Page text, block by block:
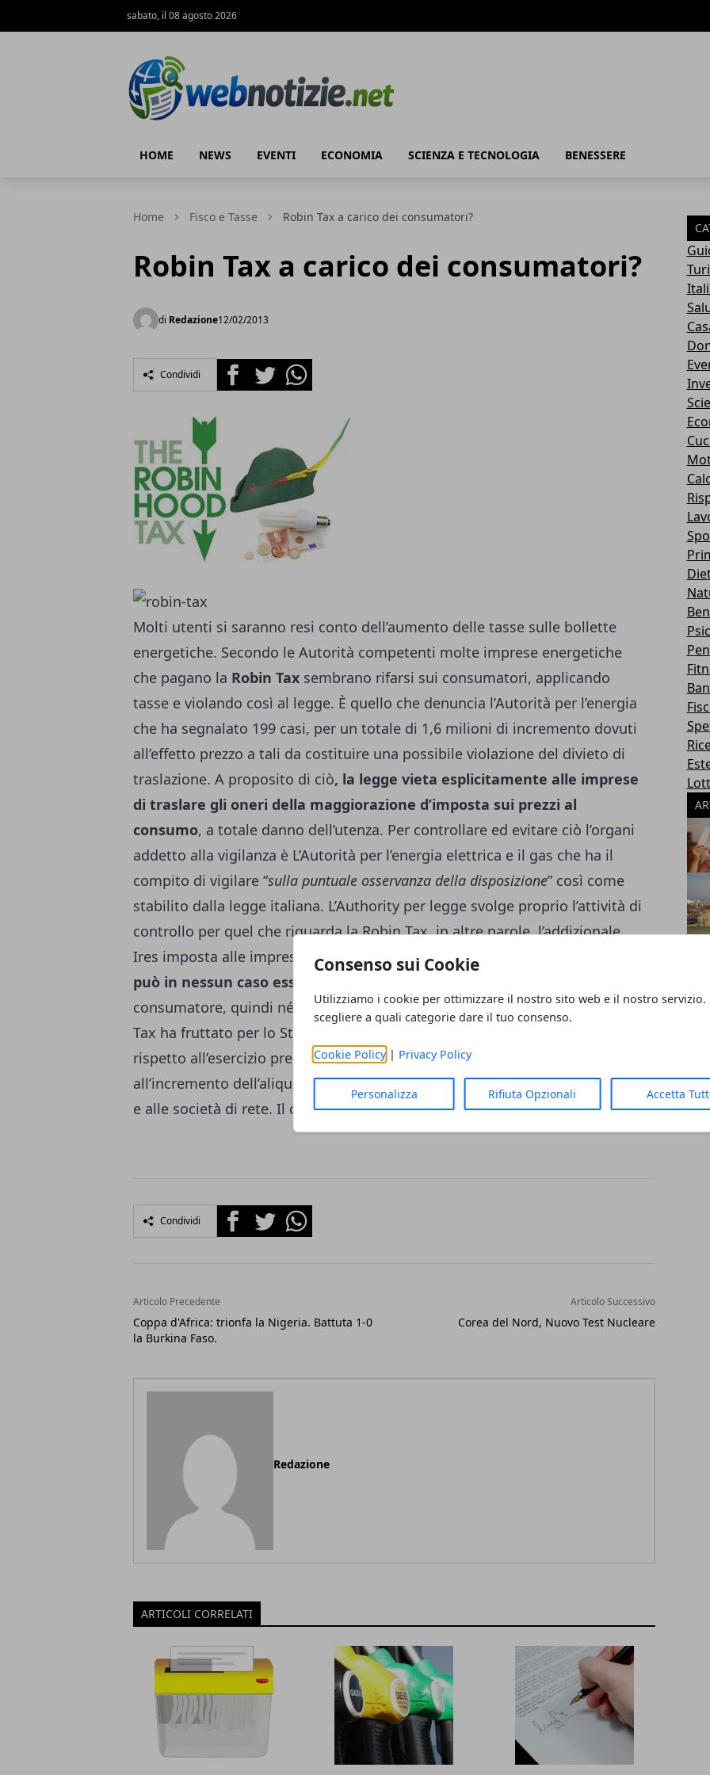
Consenso sui Cookie
Utilizziamo i cookie per ottimizzare il nostro sito web e il nostro servizio.
scegliere a quali categorie dare il tuo consenso.
Cookie Policy| Privacy Policy
Personalizza Rifiuta Opzionali Accetta
sabato, il 08 agosto 2026
HOME NEWS EVENTI ECONOMIA SCIENZA E TECNOLOGIA BENESSERE
Home Fisco e Tasse Robin Tax a carico dei consumatori?
Robin Tax a carico dei consumatori?
di Redazione12/02/2013
Condividi FacebookTwitterWhatsapp
Molti utenti si saranno resi conto dell’aumento delle tasse sulle bollette
energetiche. Secondo le Autorità competenti molte imprese energetiche
che pagano la Robin Tax sembrano rifarsi sui consumatori, applicando
tasse e violando così al legge. È quello che denuncia l’Autorità per l’energia
che ha segnalato 199 casi, per un totale di 1,6 milioni di incremento dovuti
all’effetto prezzo a tali da costituire una possibile violazione del divieto di
traslazione. A proposito di ciò, la legge vieta esplicitamente alle imprese
di traslare gli oneri della maggiorazione d’imposta sui prezzi al
consumo, a totale danno dell’utenza. Per controllare ed evitare ciò l’organi
addetto alla vigilanza è L’Autorità per l’energia elettrica e il gas che ha il
compito di vigilare “sulla puntuale osservanza della disposizione” così come
stabilito dalla legge italiana. L’Authority per legge svolge proprio l’attività di
controllo per quel che riguarda la Robin Tax, in altre parole, l’addizionale
Ires imposta alle imprese di energia nel giugno 2008. Questa imposta
può in nessun caso essere traslata sull’utenza finale
consumatore, quindi né in bolletta né sul carburante. Solo nel 2011 la Robin
Tax ha fruttato per lo Stato ben 1,457 miliardi di euro, 930 milioni in più
rispetto all’esercizio precedente. La quota è stata raggiunta grazie
all’incremento dell’aliquota, all’estensione del tributo alle energie rinnovabili
e alle società di rete. Il contributo maggiore è stato quello del gruppo Eni.
Condividi FacebookTwitterWhatsapp
Articolo Precedente
Coppa d'Africa: trionfa la Nigeria. Battuta 1-0
la Burkina Faso.
Articolo Successivo
Corea del Nord, Nuovo Test Nucleare
Redazione
ARTICOLI CORRELATI